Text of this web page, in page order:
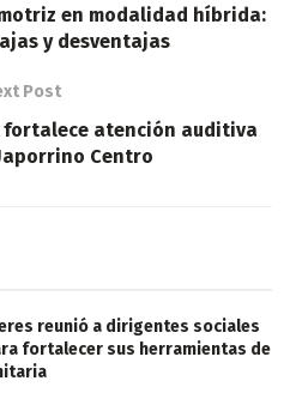
en modalidad híbrida:
y desventajas
Post
fortalece atención auditiva
Centro
reunió a dirigentes sociales
fortalecer sus herramientas de